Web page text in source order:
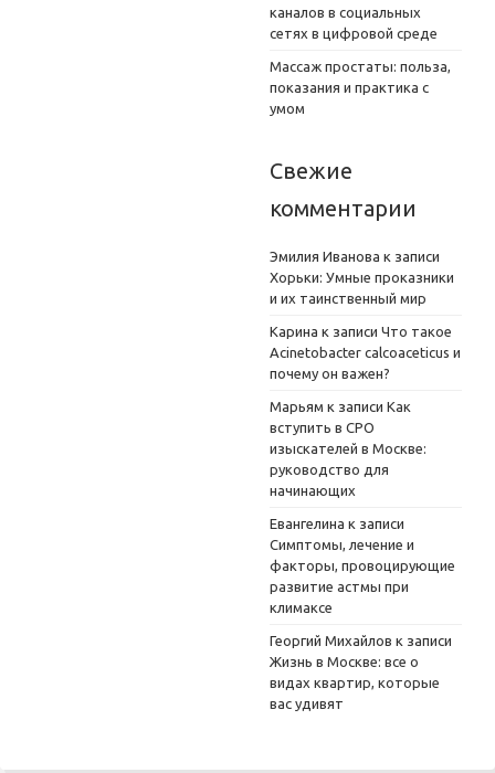
каналов в социальных
сетях в цифровой среде
Массаж простаты: польза,
показания и практика с
умом
Свежие
комментарии
Эмилия Иванова к записи
Хорьки: Умные проказники
и их таинственный мир
Карина к записи Что такое
Acinetobacter calcoaceticus и
почему он важен?
Марьям к записи Как
вступить в СРО
изыскателей в Москве:
руководство для
начинающих
Евангелина к записи
Симптомы, лечение и
факторы, провоцирующие
развитие астмы при
климаксе
Георгий Михайлов к записи
Жизнь в Москве: все о
видах квартир, которые
вас удивят